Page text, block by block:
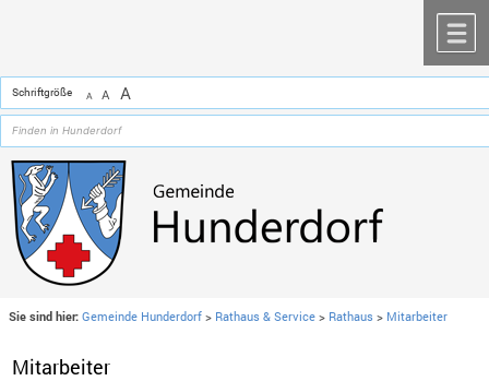
Schriftgröße A A A
Sie sind hier: Gemeinde Hunderdorf > Rathaus & Service > Rathaus > Mitarbeiter
Mitarbeiter